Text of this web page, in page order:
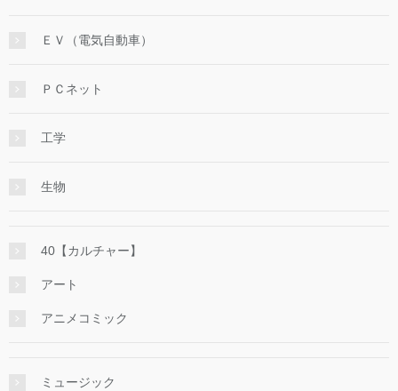
ＥＶ（電気自動車）
ＰＣネット
工学
生物
40【カルチャー】
アート
アニメコミック
ミュージック